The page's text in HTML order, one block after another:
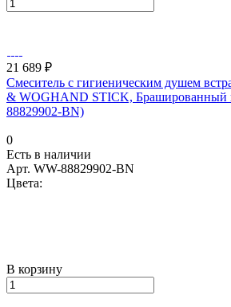
21 689 ₽
Смеситель с гигиеническим душем
& WOGHAND STICK, Брашированный
88829902-BN)
0
Есть в наличии
Арт. WW-88829902-BN
Цвета:
В корзину